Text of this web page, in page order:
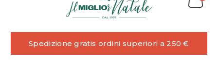
Spedizione gratis ordini superiori a 250 €